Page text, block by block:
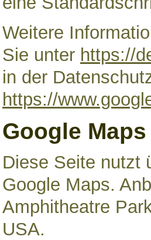
Weitere
Sie unter https://
in der
https://
Google Maps
Diese Seite nutzt
Google Maps.
Amphitheatre
USA.